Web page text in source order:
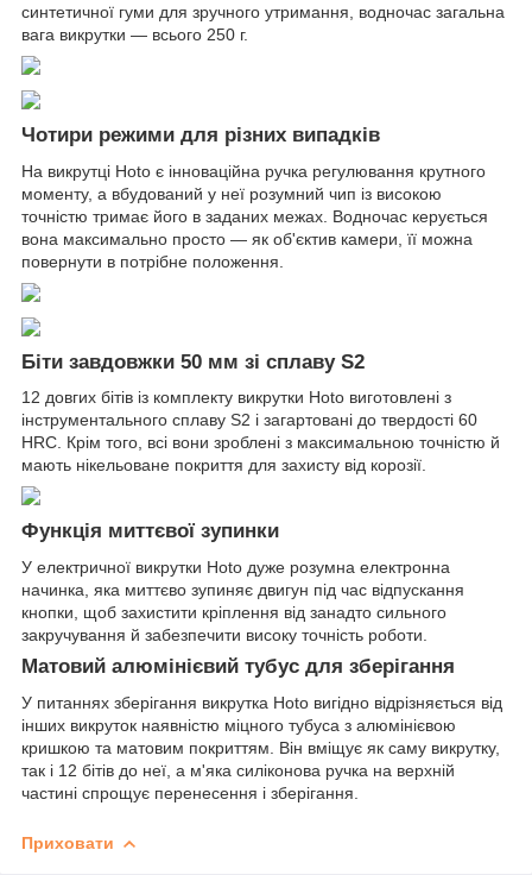
синтетичної гуми для зручного утримання, водночас загальна
вага викрутки — всього 250 г.
Чотири режими для різних випадків
На викрутці Hoto є інноваційна ручка регулювання крутного
моменту, а вбудований у неї розумний чип із високою
точністю тримає його в заданих межах. Водночас керується
вона максимально просто — як об'єктив камери, її можна
повернути в потрібне положення.
Біти завдовжки 50 мм зі сплаву S2
12 довгих бітів із комплекту викрутки Hoto виготовлені з
інструментального сплаву S2 і загартовані до твердості 60
HRC. Крім того, всі вони зроблені з максимальною точністю й
мають нікельоване покриття для захисту від корозії.
Функція миттєвої зупинки
У електричної викрутки Hoto дуже розумна електронна
начинка, яка миттєво зупиняє двигун під час відпускання
кнопки, щоб захистити кріплення від занадто сильного
закручування й забезпечити високу точність роботи.
Матовий алюмінієвий тубус для зберігання
У питаннях зберігання викрутка Hoto вигідно відрізняється від
інших викруток наявністю міцного тубуса з алюмінієвою
кришкою та матовим покриттям. Він вміщує як саму викрутку,
так і 12 бітів до неї, а м'яка силіконова ручка на верхній
частині спрощує перенесення і зберігання.
Приховати